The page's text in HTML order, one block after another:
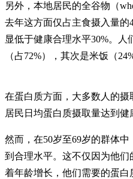
另外，本地居民的全谷物（
去年这方面仅占主食摄入量的
显低于健康合理水平30%。
（占72%），其次是米饭（
在蛋白质方面，大多数人的
居民日均蛋白质摄取量达到健
然而，在50岁至69岁的群体
到合理水平。这不仅因为他
着年龄增长，他们需要的蛋白